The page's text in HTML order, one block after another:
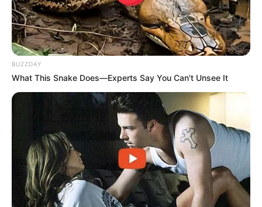
Why this ordinary drink is the secret to feeling your
best every day
CTA FAVORITE
แนะนำ
BUZZDAY
What This Snake Does—Experts Say You Can't Unsee It